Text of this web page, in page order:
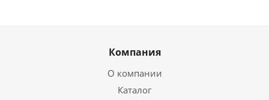
Компания
О компании
Каталог